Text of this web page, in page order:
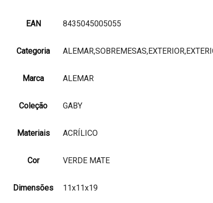
EAN 8435045005055
Categoria
Marca ALEMAR
Coleção GABY
Materiais ACRÍLICO
Cor VERDE MATE
Dimensões 11x11x19